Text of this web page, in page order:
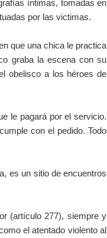
íntimas, tomadas en
por las victimas.
que una chica le practica
graba la escena con su
obelisco a los héroes de
le pagará por el servicio.
con el pedido. Todo
es un sitio de encuentros
(artículo 277), siempre y
el atentado violento al